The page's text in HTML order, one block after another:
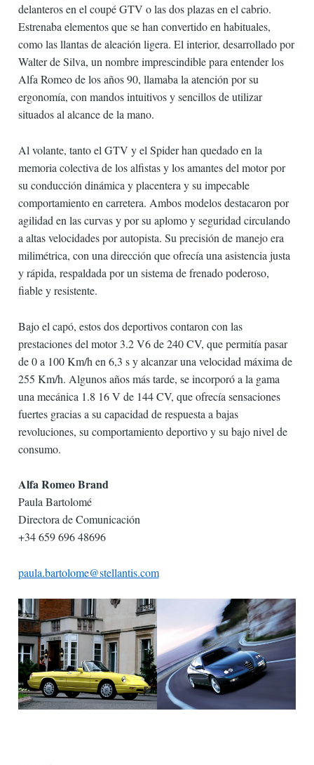
delanteros en el coupé GTV o las dos plazas en el cabrio.
Estrenaba elementos que se han convertido en habituales,
como las llantas de aleación ligera. El interior, desarrollado por
Walter de Silva, un nombre imprescindible para entender los
Alfa Romeo de los años 90, llamaba la atención por su
ergonomía, con mandos intuitivos y sencillos de utilizar
situados al alcance de la mano.
Al volante, tanto el GTV y el Spider han quedado en la
memoria colectiva de los alfistas y los amantes del motor por
su conducción dinámica y placentera y su impecable
comportamiento en carretera. Ambos modelos destacaron por
agilidad en las curvas y por su aplomo y seguridad circulando
a altas velocidades por autopista. Su precisión de manejo era
milimétrica, con una dirección que ofrecía una asistencia justa
y rápida, respaldada por un sistema de frenado poderoso,
fiable y resistente.
Bajo el capó, estos dos deportivos contaron con las
prestaciones del motor 3.2 V6 de 240 CV, que permitía pasar
de 0 a 100 Km/h en 6,3 s y alcanzar una velocidad máxima de
255 Km/h. Algunos años más tarde, se incorporó a la gama
una mecánica 1.8 16 V de 144 CV, que ofrecía sensaciones
fuertes gracias a su capacidad de respuesta a bajas
revoluciones, su comportamiento deportivo y su bajo nivel de
consumo.
Alfa Romeo Brand
Paula Bartolomé
Directora de Comunicación
+34 659 696 48696
paula.bartolome@stellantis.com